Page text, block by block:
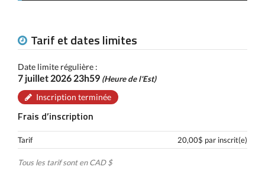
Tarif et dates limites
Date limite régulière :
7 juillet 2026 23h59 (Heure de l'Est)
Inscription terminée
Frais d’inscription
Tarif 20,00$ par inscrit(e)
Tous les tarif sont en CAD $